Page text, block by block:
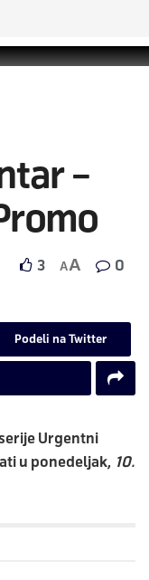
–
3 AA 0
Podeli na Twitter
Urgentni
u ponedeljak, 10.